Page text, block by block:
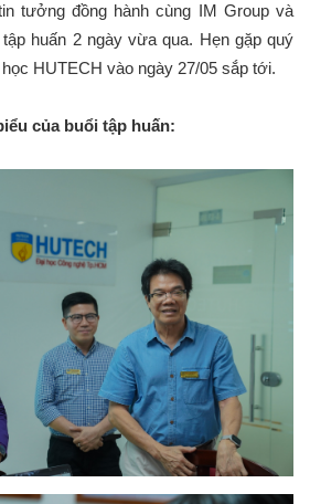
tưởng đồng hành cùng IM Group và
huấn 2 ngày vừa qua. Hẹn gặp quý
HUTECH vào ngày 27/05 sắp tới.
của buổi tập huấn: